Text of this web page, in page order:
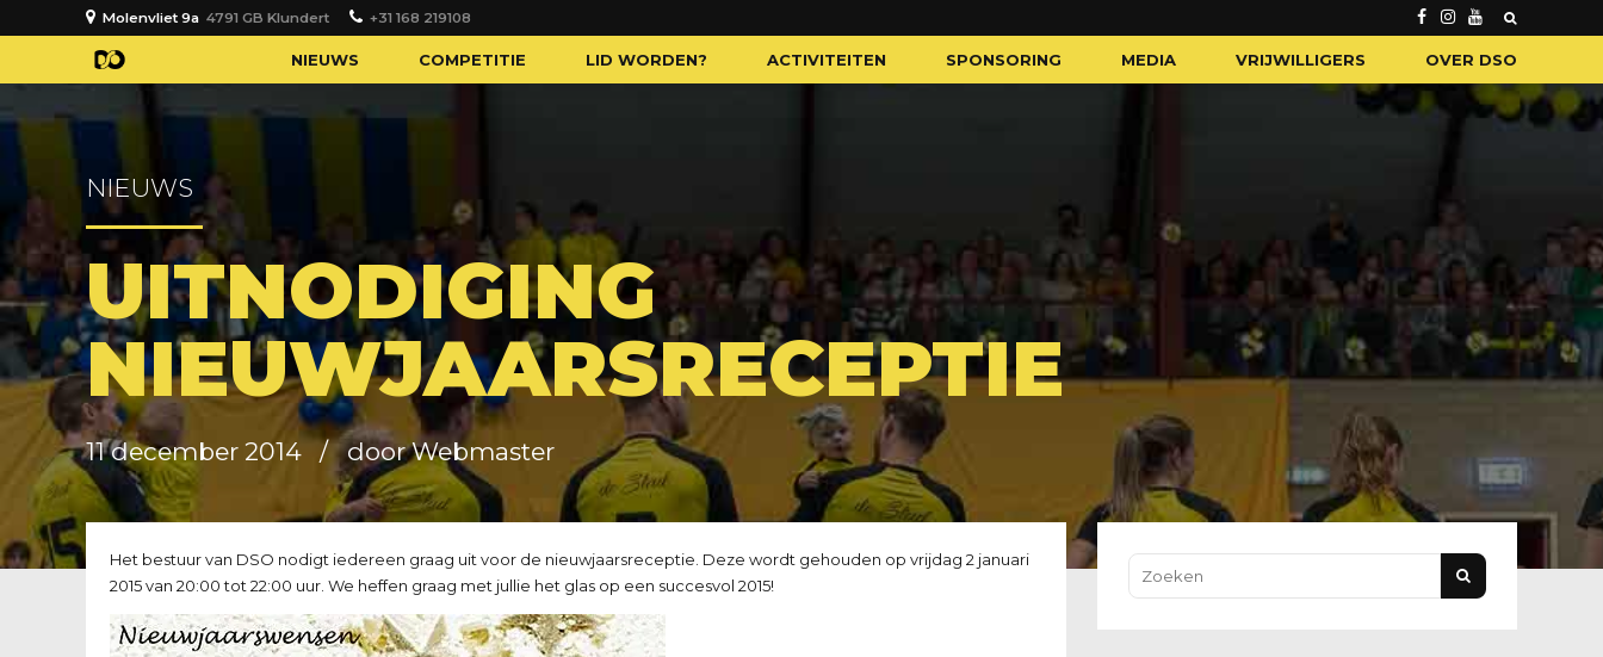
Molenvliet 9a 4791 GB Klundert +31 168 219108
NIEUWS COMPETITIE LID WORDEN? ACTIVITEITEN SPONSORING MEDIA VRIJWILLIGERS OVER DSO
NIEUWS
UITNODIGING
NIEUWJAARSRECEPTIE
11 december 2014 door Webmaster
Het bestuur van DSO nodigt iedereen graag uit voor de nieuwjaarsreceptie. Deze wordt gehouden op vrijdag 2 januari
2015 van 20:00 tot 22:00 uur. We heffen graag met jullie het glas op een succesvol 2015!